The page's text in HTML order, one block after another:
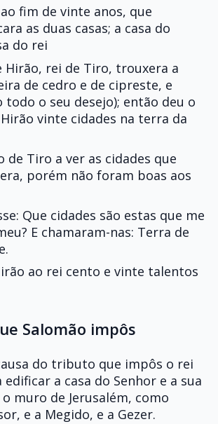
fim de vinte anos, que
as duas casas; a casa do
do rei
Hirão, rei de Tiro, trouxera a
de cedro e de cipreste, e
todo o seu desejo); então deu o
vinte cidades na terra da
de Tiro a ver as cidades que
porém não foram boas aos
Que cidades são estas que me
E chamaram-nas: Terra de
ao rei cento e vinte talentos
Salomão impôs
do tributo que impôs o rei
edificar a casa do Senhor e a sua
muro de Jerusalém, como
e a Megido, e a Gezer.